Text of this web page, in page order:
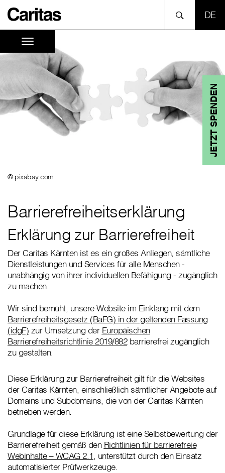
JETZT SPENDEN
Barrierefreiheitserklärung
© pixabay.com
Erklärung zur Barrierefreiheit
Der Caritas Kärnten ist es ein großes Anliegen, sämtliche
Dienstleistungen und Services für alle Menschen -
unabhängig von ihrer individuellen Befähigung - zugänglich
zu machen.
Wir sind bemüht, unsere Website im Einklang mit dem
Barrierefreiheitsgesetz (BaFG) in der geltenden Fassung
(idgF) zur Umsetzung der Europäischen
Barrierefreiheitsrichtlinie 2019/882barrierefrei zugänglich
zu gestalten.
Diese Erklärung zur Barrierefreiheit gilt für die Websites
der Caritas Kärnten, einschließlich sämtlicher Angebote auf
Domains und Subdomains, die von der Caritas Kärnten
betrieben werden.
Grundlage für diese Erklärung ist eine Selbstbewertung der
Barrierefreiheit gemäß den Richtlinien für barrierefreie
Webinhalte – WCAG 2.1, unterstützt durch den Einsatz
automatisierter Prüfwerkzeuge.